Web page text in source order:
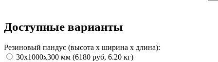
Доступные варианты
Резиновый пандус (высота х ширина х длина):
30х1000х300 мм (6180 руб, 6.20 кг)